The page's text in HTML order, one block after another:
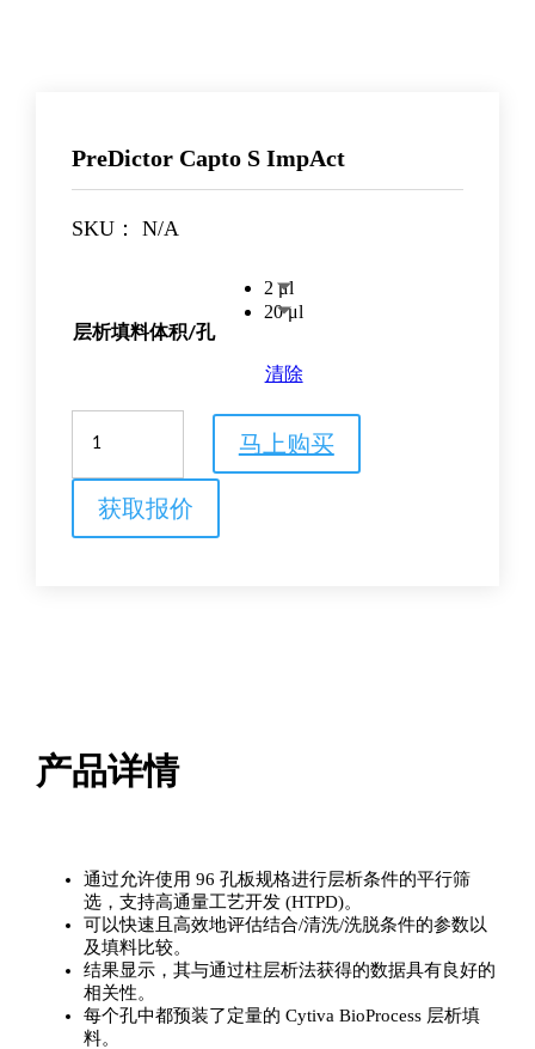
PreDictor Capto S ImpAct
SKU： N/A
层析填料体积/孔
2 μl
20 μl
清除
Capto
ImpAct
量
马上购买
获取报价
产品详情
通过允许使用 96 孔板规格进行层析条件的平行筛
选，支持高通量工艺开发 (HTPD)。
可以快速且高效地评估结合/清洗/洗脱条件的参数以
及填料比较。
结果显示，其与通过柱层析法获得的数据具有良好的
相关性。
每个孔中都预装了定量的 Cytiva BioProcess 层析填
料。